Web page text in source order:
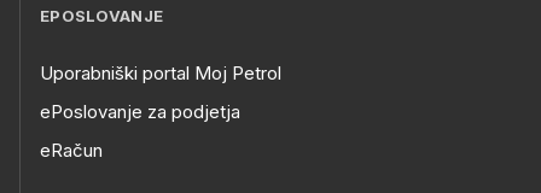
EPOSLOVANJE
Uporabniški portal Moj Petrol
ePoslovanje za podjetja
eRačun